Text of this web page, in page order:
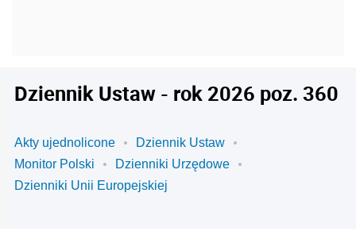
Dziennik Ustaw - rok 2026 poz. 360
Akty ujednolicone
Dziennik Ustaw
Monitor Polski
Dzienniki Urzędowe
Dzienniki Unii Europejskiej